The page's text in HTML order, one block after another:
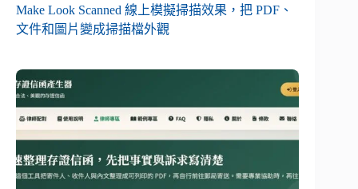
Make Look Scanned 線上模擬掃描效果，把 PDF、
文件和圖片變成掃描檔外觀